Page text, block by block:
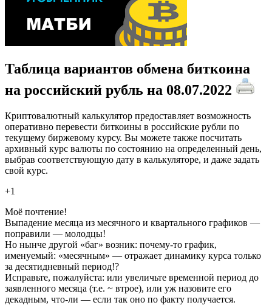
Таблица вариантов обмена биткоина
на российский рубль на 08.07.2022
Криптовалютный калькулятор предоставляет возможность
оперативно перевести биткоины в российские рубли по
текущему биржевому курсу. Вы можете также посчитать
архивный курс валюты по состоянию на определенный день,
выбрав соответствующую дату в калькуляторе, и даже задать
свой курс.
+1
Моё почтение!
Выпадение месяца из месячного и квартального графиков —
поправили — молодцы!
Но нынче другой «баг» возник: почему-то график,
именуемый: «месячным» — отражает динамику курса только
за десятидневный период!?
Исправьте, пожалуйста: или увеличьте временной период до
заявленного месяца (т.е. ~ втрое), или уж назовите его
декадным, что-ли — если так оно по факту получается.